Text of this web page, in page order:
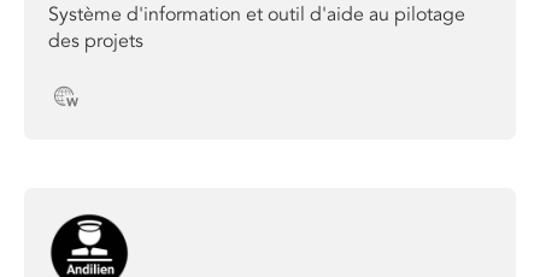
Système d'information et outil d'aide au pilotage
des projets